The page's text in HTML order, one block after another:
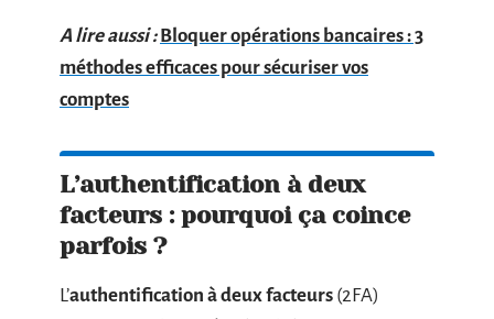
A lire aussi : Bloquer opérations bancaires : 3
méthodes efficaces pour sécuriser vos
comptes
L’authentification à deux
facteurs : pourquoi ça coince
parfois ?
L’authentification à deux facteurs (2FA)